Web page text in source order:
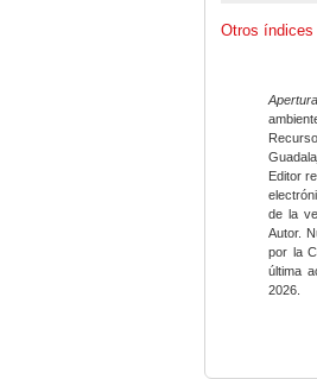
Otros índices
Apertura
Editor
de la
Autor.
por la
última
2026.